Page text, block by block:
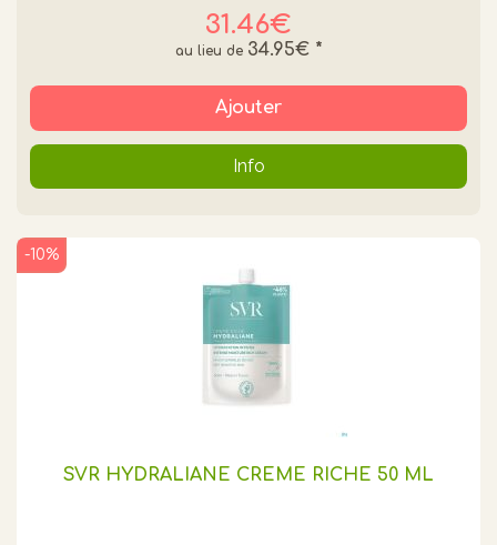
31.46€
34.95€ *
Ajouter
Info
SVR HYDRALIANE CRÈME RICHE 50 ML
-10%